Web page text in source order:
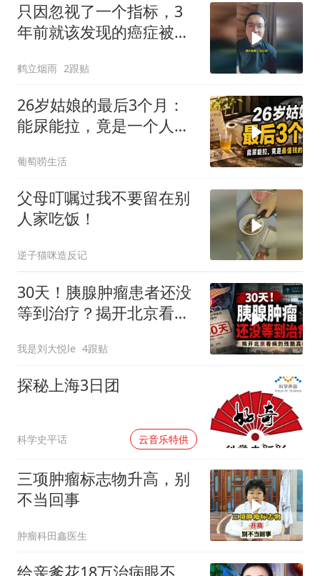
只因忽视了一个指标，3
年前就该发现的癌症被拖
鹤立烟雨 2跟贴
26岁姑娘的最后3个月：
能尿能拉，竟是一个人最
葡萄唠生活
父母叮嘱过我不要留在别
人家吃饭！
逆子猫咪造反记
30天！胰腺肿瘤患者还没
等到治疗？揭开北京看病
我是刘大悦le 4跟贴
探秘上海3日团
科学史平话 云音乐特供 00:00
三项肿瘤标志物升高，别
不当回事
肿瘤科田鑫医生
给亲爹花18万治病眼不